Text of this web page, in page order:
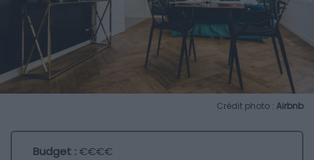
Crédit photo : Airbnb
Budget :€€€€